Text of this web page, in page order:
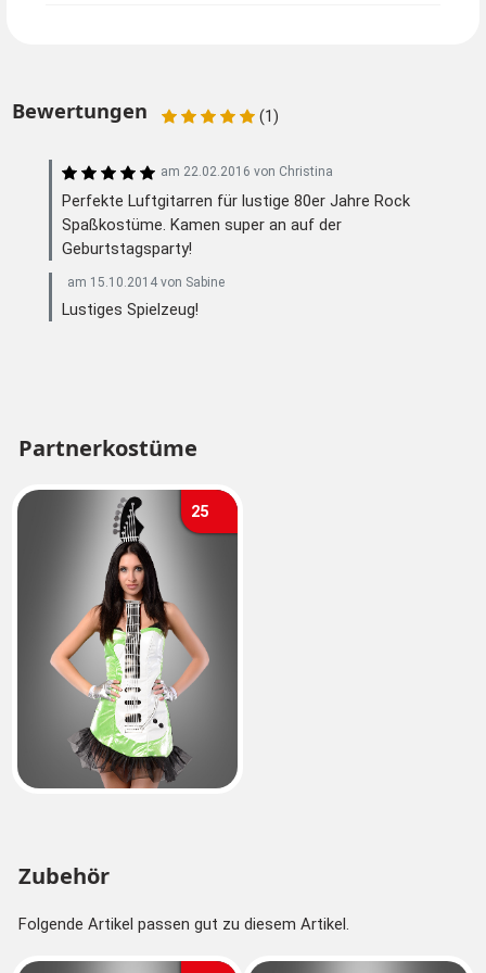
Bewertungen (1)
am 22.02.2016 von Christina
Perfekte Luftgitarren für lustige 80er Jahre Rock
Spaßkostüme. Kamen super an auf der
Geburtstagsparty!
am 15.10.2014 von Sabine
Lustiges Spielzeug!
Partnerkostüme
25
Zubehör
Folgende Artikel passen gut zu diesem Artikel.